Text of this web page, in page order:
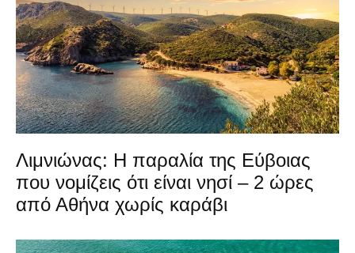
Λιμνιώνας: Η παραλία της Εύβοιας
που νομίζεις ότι είναι νησί – 2 ώρες
από Αθήνα χωρίς καράβι